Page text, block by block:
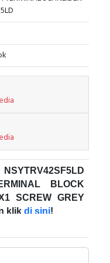
BLOCK
SCREW GREY
klik di sini!